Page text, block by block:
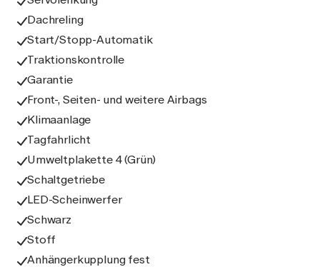
Dachreling
Start/Stopp-Automatik
Traktionskontrolle
Garantie
Front-, Seiten- und weitere Airbags
Klimaanlage
Tagfahrlicht
Umweltplakette 4 (Grün)
Schaltgetriebe
LED-Scheinwerfer
Schwarz
Stoff
Anhängerkupplung fest